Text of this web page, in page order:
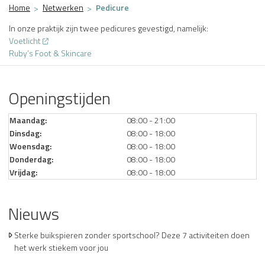
Home Netwerken
Pedicure
In onze praktijk zijn twee pedicures gevestigd, namelijk:
Voetlicht
Ruby’s Foot & Skincare
Openingstijden
Maandag:
08:00 - 21:00
Dinsdag:
08:00 - 18:00
Woensdag:
08:00 - 18:00
Donderdag:
08:00 - 18:00
Vrijdag:
08:00 - 18:00
Nieuws
Sterke buikspieren zonder sportschool? Deze 7 activiteiten doen
het werk stiekem voor jou